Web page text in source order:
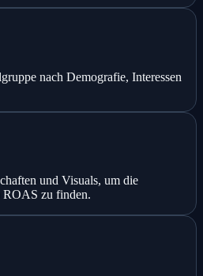
nach Demografie, Interessen
und Visuals, um die
ROAS zu finden.